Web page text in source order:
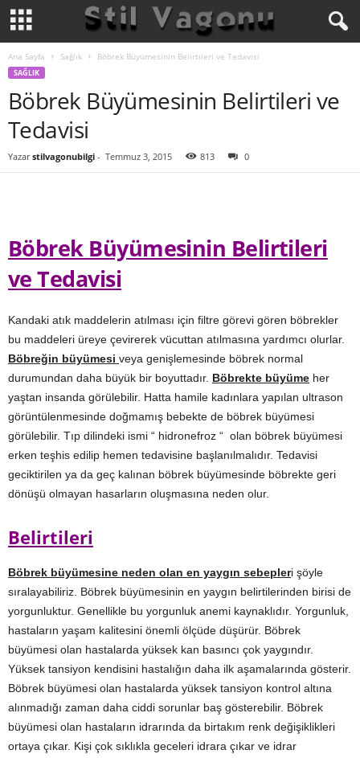
Ana Sayfa Sağlık Böbrek Büyümesinin Belirtileri ve Tedavisi
SAĞLIK
Böbrek Büyümesinin Belirtileri ve
Tedavisi
Yazar stilvagonubilgi - Temmuz 3, 2015 813 0
Böbrek Büyümesinin Belirtileri
ve Tedavisi
Kandaki atık maddelerin atılması için filtre görevi gören böbrekler
bu maddeleri üreye çevirerek vücuttan atılmasına yardımcı olurlar.
Böbreğin büyümesi veya genişlemesinde böbrek normal
durumundan daha büyük bir boyuttadır. Böbrekte büyüme her
yaştan insanda görülebilir. Hatta hamile kadınlara yapılan ultrason
görüntülenmesinde doğmamış bebekte de böbrek büyümesi
görülebilir. Tıp dilindeki ismi “ hidronefroz “ olan böbrek büyümesi
erken teşhis edilip hemen tedavisine başlanılmalıdır. Tedavisi
geciktirilen ya da geç kalınan böbrek büyümesinde böbrekte geri
dönüşü olmayan hasarların oluşmasına neden olur.
Belirtileri
Böbrek büyümesine neden olan en yaygın sebepleri şöyle
sıralayabiliriz. Böbrek büyümesinin en yaygın belirtilerinden birisi de
yorgunluktur. Genellikle bu yorgunluk anemi kaynaklıdır. Yorgunluk,
hastaların yaşam kalitesini önemli ölçüde düşürür. Böbrek
büyümesi olan hastalarda yüksek kan basıncı çok yaygındır.
Yüksek tansiyon kendisini hastalığın daha ilk aşamalarında gösterir.
Böbrek büyümesi olan hastalarda yüksek tansiyon kontrol altına
alınmadığı zaman daha ciddi sorunlar baş gösterebilir. Böbrek
büyümesi olan hastaların idrarında da birtakım renk değişiklikleri
ortaya çıkar. Kişi çok sıklıkla geceleri idrara çıkar ve idrar